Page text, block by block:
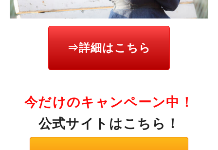
⇒詳細はこちら
今だけのキャンペーン中！
公式サイトはこちら！